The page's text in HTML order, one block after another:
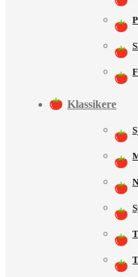
Klassikere